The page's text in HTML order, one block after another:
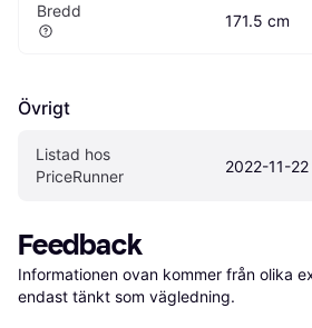
Bredd
171.5 cm
Övrigt
Listad hos
PriceRunner
2022-11-22
Feedback
Informationen ovan kommer från olika
endast tänkt som vägledning.